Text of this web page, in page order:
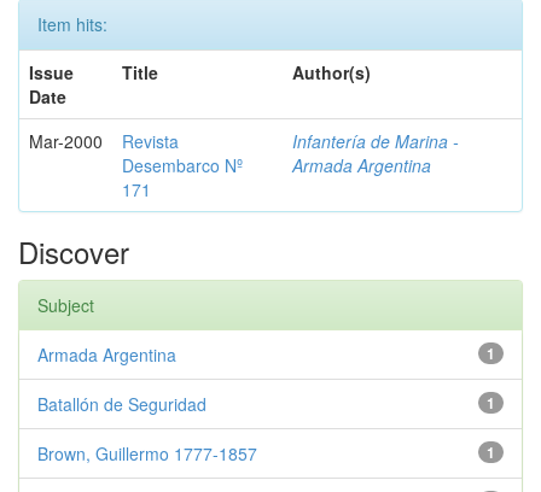
Item hits:
Issue
Date
Title Author(s)
Mar-2000
Revista
Desembarco Nº
171
Infantería de Marina -
Armada Argentina
Discover
Subject
1
Armada Argentina
1
Batallón de Seguridad
1
Brown, Guillermo 1777-1857